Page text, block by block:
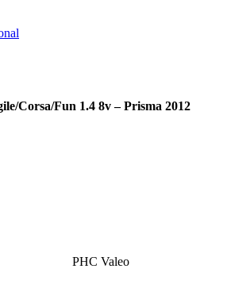
Corsa/Fun 1.4 8v – Prisma 2012
PHC Valeo